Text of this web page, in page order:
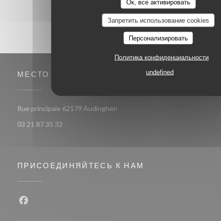
Ок, все активировать
Запретить использование cookies
Персонализировать
Политика конфиденциальности
undefined
МЕСТО
Rue principale 62179 Audinghen
03 21 87 35 32
ПРИСОЕДИНЯЙТЕСЬ К НАМ